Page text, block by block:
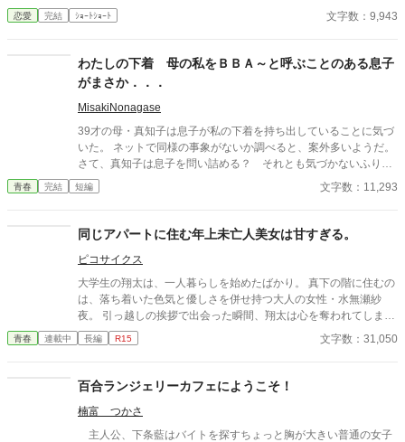
そんなのお口に入らないよぉ～♡」 そんな関係のあたしたち。 で
もある日トイレであたしはアレが来そうなのになかなか来ないの
お腹が出て来てる!?」 お姉ちゃんの秘密の悩みです。
恋愛 完結 ｼｮｰﾄｼｮｰﾄ 文字数：9,943
わたしの下着 母の私をＢＢＡ～と呼ぶことのある息子
がまさか．．．
MisakiNonagase
39才の母・真知子は息子が私の下着を持ち出していることに気づ
いた。 ネットで同様の事象がないか調べると、案外多いようだ。
さて、真知子は息子を問い詰める？ それとも気づかないふりを
青春 完結 短編 文字数：11,293
同じアパートに住む年上未亡人美女は甘すぎる。
ピコサイクス
大学生の翔太は、一人暮らしを始めたばかり。 真下の階に住むの
は、落ち着いた色気と優しさを併せ持つ大人の女性・水無瀬紗
夜。 引っ越しの挨拶で出会った瞬間、翔太は心を奪われてしま
う。 偶然にもアルバイト先のスーパーで再会した彼女は、翔太を
すぐに採用し、温かく仕事を教えてくれる存在だった。 ある日の
紗夜の部屋でご飯をご馳走になるほど親密に。 優しくて穏やかで
――その色気に触れるたび、翔太の心は揺れていく。 大人の女性
と大学生、甘くちょっぴり刺激的な同居生活（？）がはじまる。
青春 連載中 長編 R15 文字数：31,050
百合ランジェリーカフェにようこそ！
楠富 つかさ
主人公、下条藍はバイトを探すちょっと胸が大きい普通の女子